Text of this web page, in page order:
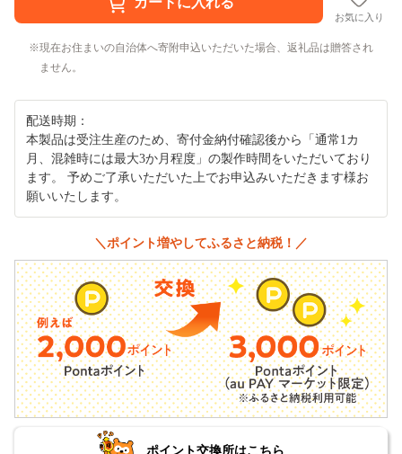
お気に入り
現在お住まいの自治体へ寄附申込いただいた場合、返礼品は贈答され
ません。
配送時期：
本製品は受注生産のため、寄付金納付確認後から「通常1カ
月、混雑時には最大3か月程度」の製作時間をいただいており
ます。 予めご了承いただいた上でお申込みいただきます様お
願いいたします。
＼ポイント増やしてふるさと納税！／
ポイント交換所はこちら